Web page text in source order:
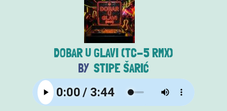
DOBAR U GLAVI (TC-5 RMX)
STIPE ŠARIĆ